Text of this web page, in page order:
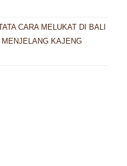
CARA MELUKAT DI BALI
KAJENG